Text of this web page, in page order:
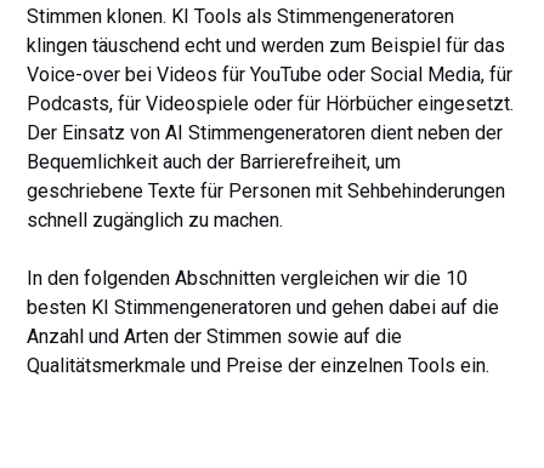
Stimmen klonen. KI Tools als Stimmengeneratoren
klingen täuschend echt und werden zum Beispiel für das
Voice-over bei Videos für YouTube oder Social Media, für
Podcasts, für Videospiele oder für Hörbücher eingesetzt.
Der Einsatz von AI Stimmengeneratoren dient neben der
Bequemlichkeit auch der Barrierefreiheit, um
geschriebene Texte für Personen mit Sehbehinderungen
schnell zugänglich zu machen.
In den folgenden Abschnitten vergleichen wir die 10
besten KI Stimmengeneratoren und gehen dabei auf die
Anzahl und Arten der Stimmen sowie auf die
Qualitätsmerkmale und Preise der einzelnen Tools ein.